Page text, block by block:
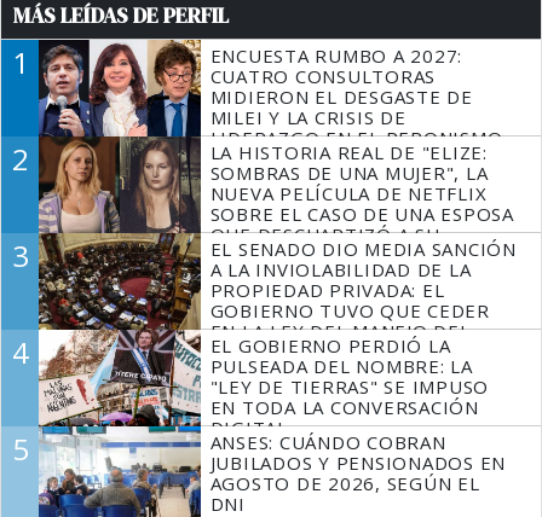
MÁS LEÍDAS DE PERFIL
1
ENCUESTA RUMBO A 2027:
CUATRO CONSULTORAS
MIDIERON EL DESGASTE DE
MILEI Y LA CRISIS DE
LIDERAZGO EN EL PERONISMO
2
LA HISTORIA REAL DE "ELIZE:
SOMBRAS DE UNA MUJER", LA
NUEVA PELÍCULA DE NETFLIX
SOBRE EL CASO DE UNA ESPOSA
QUE DESCUARTIZÓ A SU
MARIDO
3
EL SENADO DIO MEDIA SANCIÓN
A LA INVIOLABILIDAD DE LA
PROPIEDAD PRIVADA: EL
GOBIERNO TUVO QUE CEDER
EN LA LEY DEL MANEJO DEL
FUEGO
4
EL GOBIERNO PERDIÓ LA
PULSEADA DEL NOMBRE: LA
"LEY DE TIERRAS" SE IMPUSO
EN TODA LA CONVERSACIÓN
DIGITAL
5
ANSES: CUÁNDO COBRAN
JUBILADOS Y PENSIONADOS EN
AGOSTO DE 2026, SEGÚN EL
DNI